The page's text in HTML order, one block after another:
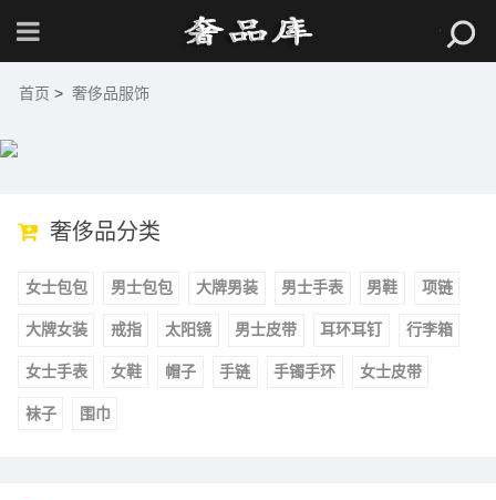
首页 > 奢侈品服饰
奢侈品分类
女士包包 男士包包 大牌男装 男士手表 男鞋 项链
大牌女装 戒指 太阳镜 男士皮带 耳环耳钉 行李箱
女士手表 女鞋 帽子 手链 手镯手环 女士皮带
袜子 围巾